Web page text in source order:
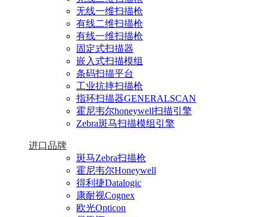
无线一维扫描枪
有线二维扫描枪
有线一维扫描枪
固定式扫描器
嵌入式扫描模组
条码扫描平台
工业抗摔扫描枪
指环扫描器GENERALSCAN
霍尼韦尔honeywell扫描引擎
Zebra斑马扫描模组引擎
进口品牌
斑马Zebra扫描枪
霍尼韦尔Honeywell
得利捷Datalogic
康耐视Cognex
欧光Opticon